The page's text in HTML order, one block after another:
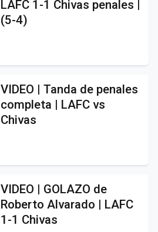
LAFC 1-1 Chivas penales |
(5-4)
VIDEO | Tanda de penales
completa | LAFC vs
Chivas
VIDEO | GOLAZO de
Roberto Alvarado | LAFC
1-1 Chivas